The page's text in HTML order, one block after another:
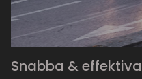
Snabba &